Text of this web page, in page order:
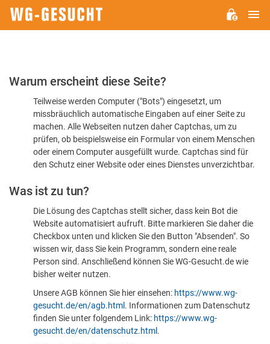
Bitte
dass
sind
Warum erscheint diese Seite?
Teilweise werden Computer ("Bots") eingesetzt, um
missbräuchlich automatische Eingaben auf einer Seite zu
machen. Alle Webseiten nutzen daher Captchas, um zu
prüfen, ob beispielsweise ein Formular von einem Menschen
oder einem Computer ausgefüllt wurde. Captchas sind für
den Schutz einer Website oder eines Dienstes unverzichtbar.
Was ist zu tun?
Die Lösung des Captchas stellt sicher, dass kein Bot die
Website automatisiert aufruft. Bitte markieren Sie daher die
Checkbox unten und klicken Sie den Button "Absenden". So
wissen wir, dass Sie kein Programm, sondern eine reale
Person sind. Anschließend können Sie WG-Gesucht.de wie
bisher weiter nutzen.
Unsere AGB können Sie hier einsehen: https://www.wg-
gesucht.de/en/agb.html . Informationen zum Datenschutz
finden Sie unter folgendem Link: https://www.wg-
gesucht.de/en/datenschutz.html .